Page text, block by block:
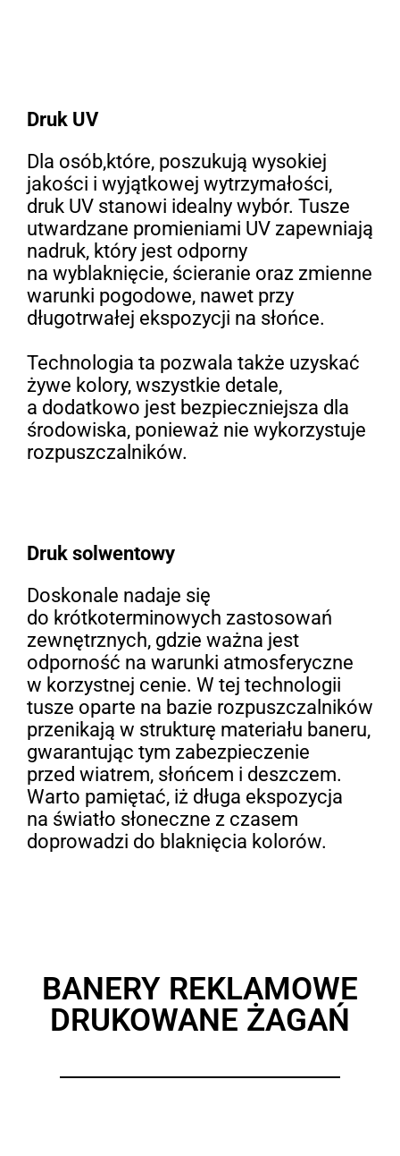
Druk solwentowy
Doskonale nadaje się
do krótkoterminowych zastosowań
zewnętrznych, gdzie ważna jest
odporność na warunki atmosferyczne
w korzystnej cenie. W tej technologii
tusze oparte na bazie rozpuszczalników
przenikają w strukturę materiału baneru,
gwarantując tym zabezpieczenie
przed wiatrem, słońcem i deszczem.
Warto pamiętać, iż długa ekspozycja
na światło słoneczne z czasem
doprowadzi do blaknięcia kolorów.
Druk UV
Dla osób,które, poszukują wysokiej
jakości i wyjątkowej wytrzymałości,
druk UV stanowi idealny wybór. Tusze
utwardzane promieniami UV zapewniają
nadruk, który jest odporny
na wyblaknięcie, ścieranie oraz zmienne
warunki pogodowe, nawet przy
długotrwałej ekspozycji na słońce.
Technologia ta pozwala także uzyskać
żywe kolory, wszystkie detale,
a dodatkowo jest bezpieczniejsza dla
środowiska, ponieważ nie wykorzystuje
rozpuszczalników.
BANERY REKLAMOWE
DRUKOWANE ŻAGAŃ